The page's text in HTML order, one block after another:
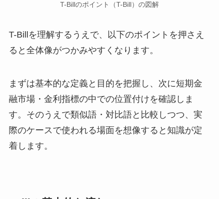
T-Billのポイント（T-Bill）の図解
T-Billを理解するうえで、以下のポイントを押さえ
ると全体像がつかみやすくなります。
まずは基本的な定義と目的を把握し、次に短期金
融市場・金利指標の中での位置付けを確認しま
す。そのうえで類似語・対比語と比較しつつ、実
際のケースで使われる場面を想像すると知識が定
着します。